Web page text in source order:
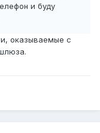
и буду
оказываемые с